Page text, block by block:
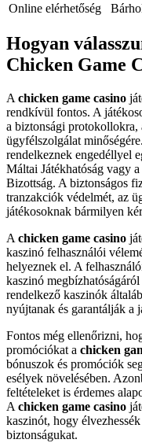
Online elérhetőség
Hogyan
Chicken Game
A chicken game casino
rendkívül fontos. A
a biztonsági protokollokra,
ügyfélszolgálat
rendelkeznek engedéllyel
Máltai Játékhatóság vagy
Bizottság. A biztonságos
tranzakciók védelmét, az
játékosoknak bármilyen
A chicken game casino
kaszinó felhasználói
helyeznek el. A
kaszinó
rendelkező kaszinók
nyújtanak és garantálják a
Fontos még ellenőrizni,
promóciókat a chicken
bónuszok és promóciók
esélyek növelésében.
feltételeket is érdemes
A chicken game casino
kaszinót, hogy
biztonságukat.